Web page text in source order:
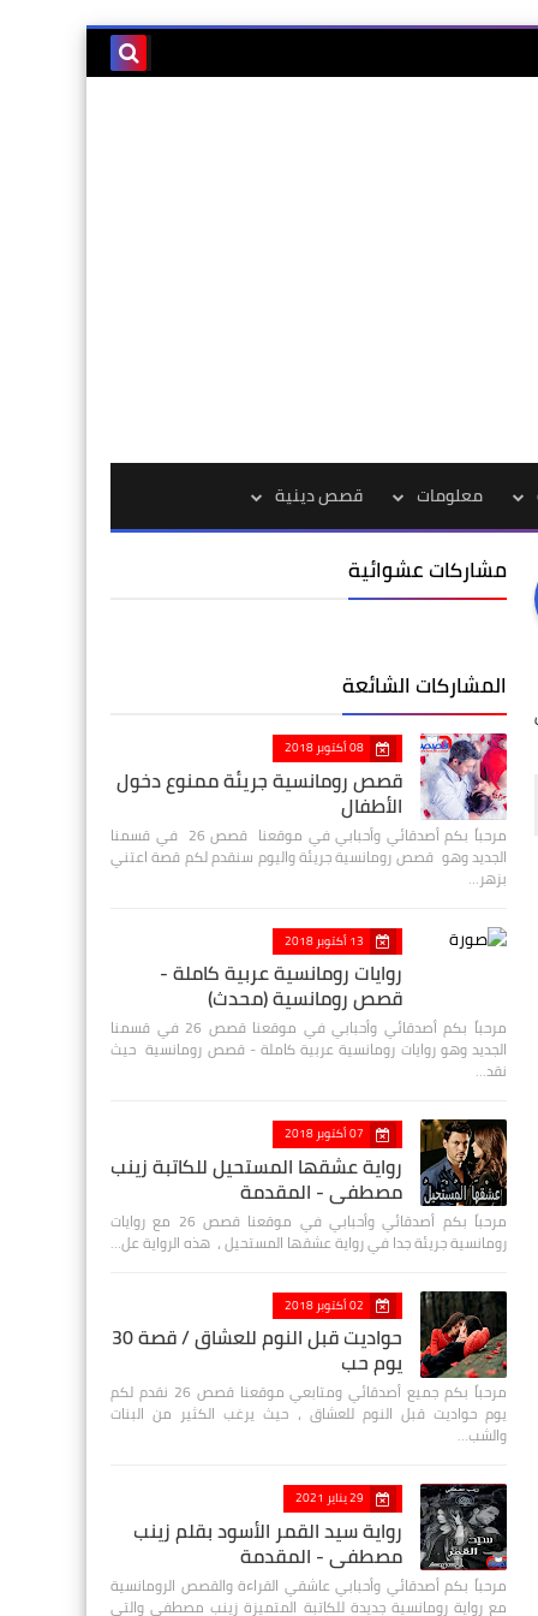
معلومات قصص دينية
مشاركات عشوائية
المشاركات الشائعة
08 أكتوبر 2018
قصص رومانسية جريئة ممنوع دخول
الأطفال
مرحباً بكم أصدقائي وأحبابي في موقعنا قصص 26 في قسمنا
الجديد وهو قصص رومانسية جريئة واليوم سنقدم لكم قصة اعتني
بزهر…
13 أكتوبر 2018
روايات رومانسية عربية كاملة -
قصص رومانسية (محدث)
مرحباً بكم أصدقائي وأحبابي في موقعنا قصص 26 في قسمنا
الجديد وهو روايات رومانسية عربية كاملة - قصص رومانسية حيث
نقد…
07 أكتوبر 2018
رواية عشقها المستحيل للكاتبة زينب
مصطفي - المقدمة
مرحباً بكم أصدقائي وأحبابي في موقعنا قصص 26 مع روايات
رومانسية جريئة جدا في رواية عشقها المستحيل ، هذه الرواية عل…
02 أكتوبر 2018
حواديت قبل النوم للعشاق / قصة 30
يوم حب
مرحباً بكم جميع أصدقائي ومتابعي موقعنا قصص 26 نقدم لكم
يوم حواديت قبل النوم للعشاق ، حيث يرغب الكثير من البنات
والشب…
29 يناير 2021
رواية سيد القمر الأسود بقلم زينب
مصطفي - المقدمة
مرحباً بكم أصدقائي وأحبابي عاشقي القراءة والقصص الرومانسية
مع رواية رومانسية جديدة للكاتبة المتميزة زينب مصطفى والتي